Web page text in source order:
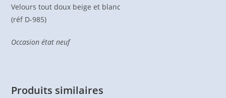
Velours tout doux beige et blanc
(réf D-985)
Occasion état neuf
Produits similaires